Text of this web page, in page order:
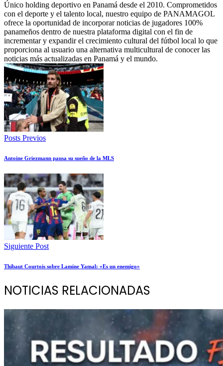
Único holding deportivo en Panamá desde el 2010. Comprometidos
con el deporte y el talento local, nuestro equipo de PANAMAGOL
ofrece la oportunidad de incorporar noticias de jugadores 100%
panameños dentro de nuestra plataforma digital con el fin de
incrementar y expandir el crecimiento cultural del fútbol local lo que
proporciona al usuario una alternativa multicultural de conocer las
noticias más actualizadas en Panamá y el mundo.
Posts Previos
Antoine Griezmann pausa su sueño de la MLS
Siguiente Post
Thibaut Courtois sobre Lamine Yamal: «Es un enemigo»
NOTICIAS RELACIONADAS